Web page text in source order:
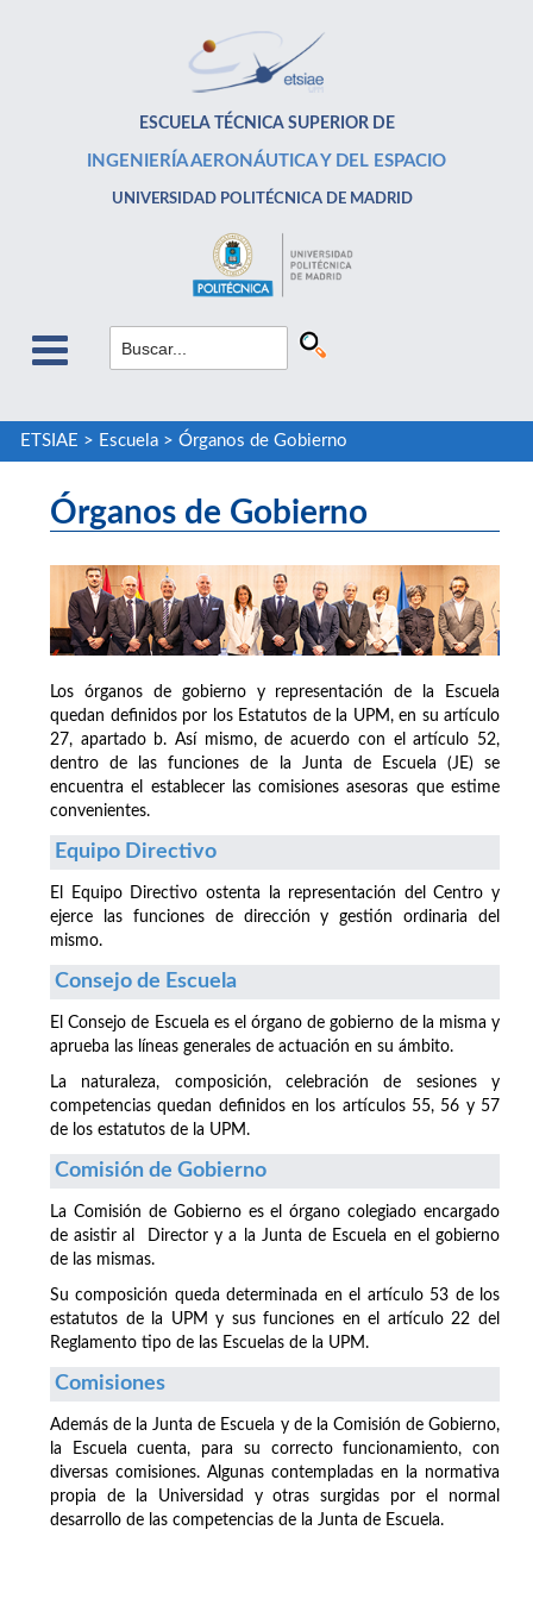
ESCUELA TÉCNICA SUPERIOR DE
INGENIERÍA AERONÁUTICA Y DEL ESPACIO
UNIVERSIDAD POLITÉCNICA DE MADRID
ETSIAE > Escuela> Órganos de Gobierno
Órganos de Gobierno
Los órganos de gobierno y representación de la Escuela
quedan definidos por los Estatutos de la UPM, en su artículo
27, apartado b. Así mismo, de acuerdo con el artículo 52,
dentro de las funciones de la Junta de Escuela (JE) se
encuentra el establecer las comisiones asesoras que estime
convenientes.
Equipo Directivo
El Equipo Directivo ostenta la representación del Centro y
ejerce las funciones de dirección y gestión ordinaria del
mismo.
Consejo de Escuela
El Consejo de Escuela es el órgano de gobierno de la misma y
aprueba las líneas generales de actuación en su ámbito.
La naturaleza, composición, celebración de sesiones y
competencias quedan definidos en los artículos 55, 56 y 57
de los estatutos de la UPM.
Comisión de Gobierno
La Comisión de Gobierno es el órgano colegiado encargado
de asistir al Director y a la Junta de Escuela en el gobierno
de las mismas.
Su composición queda determinada en el artículo 53 de los
estatutos de la UPM y sus funciones en el artículo 22 del
Reglamento tipo de las Escuelas de la UPM.
Comisiones
Además de la Junta de Escuela y de la Comisión de Gobierno,
la Escuela cuenta, para su correcto funcionamiento, con
diversas comisiones. Algunas contempladas en la normativa
propia de la Universidad y otras surgidas por el normal
desarrollo de las competencias de la Junta de Escuela.